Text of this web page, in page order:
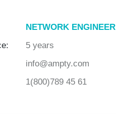
NETWORK ENGINEER
5 years
info@ampty.com
1(800)789 45 61